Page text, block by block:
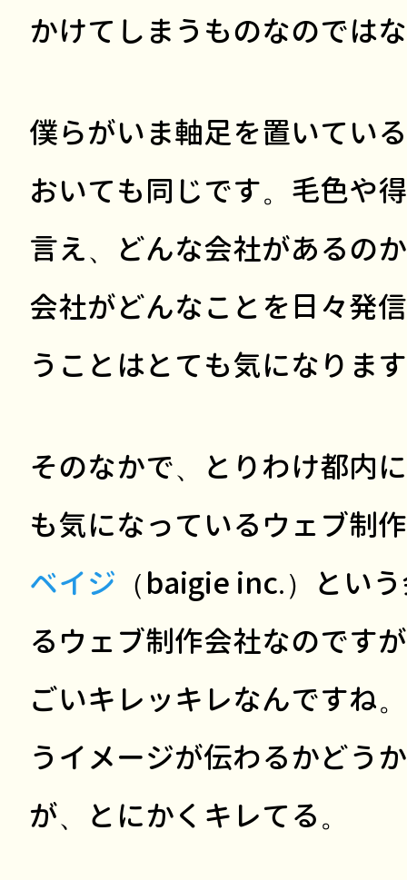
かけてしまうものなのでは
僕らがいま軸足を置いてい
おいても同じです。毛色や
言え、どんな会社があるの
会社がどんなことを日々発
うことはとても気になりま
そのなかで、とりわけ都内
も気になっているウェブ制
ベイジ （baigie inc.）とい
るウェブ制作会社なのです
ごいキレッキレなんですね
うイメージが伝わるかどう
が、とにかくキレてる。